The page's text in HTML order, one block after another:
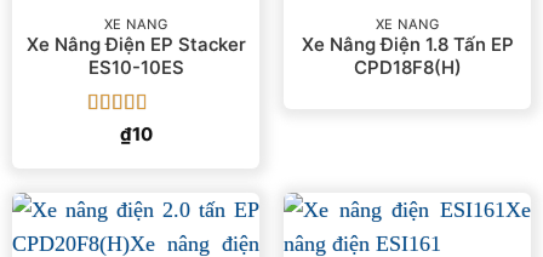
XE NÂNG
Xe Nâng Điện EP Stacker
ES10-10ES
Được
₫10
XE NÂNG
Xe Nâng Điện 1.8 Tấn EP
CPD18F8(H)